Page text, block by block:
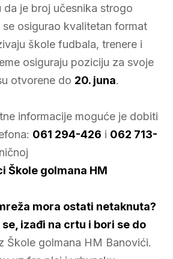
da je broj učesnika strogo
osigurao kvalitetan format
škole fudbala, trenere i
osiguraju poziciju za svoje
otvorene do 20. juna.
informacije moguće je dobiti
061 294-426 i 062 713-
Škole golmana HM
mora ostati netaknuta?
izađi na crtu i bori se do
Škole golmana HM Banovići.